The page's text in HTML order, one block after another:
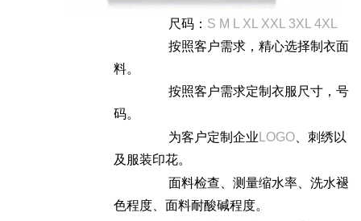
尺码： S M L XL XXL 3XL 4XL
按照客户需求，精心选择制衣面
料。
按照客户需求定制衣服尺寸，号
码。
为客户定制企业 LOGO 、刺绣以
及服装印花。
面料检查、测量缩水率、洗水褪
色程度、面料耐酸碱程度。